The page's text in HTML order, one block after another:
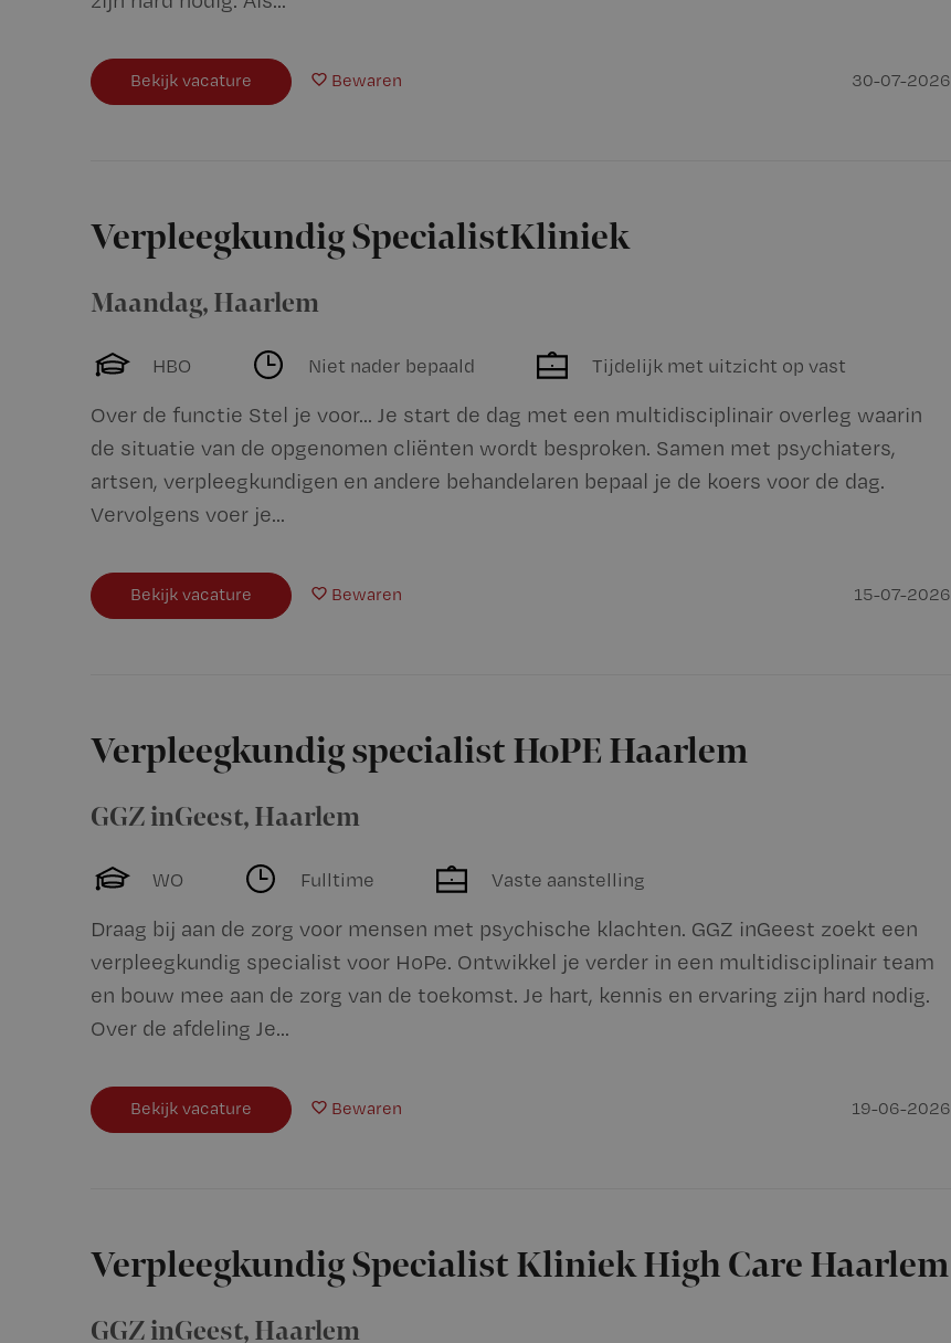
Bekijk vacature Bewaren 30-07-2026
Verpleegkundig SpecialistKliniek
Maandag, Haarlem
HBO Niet nader bepaald Tijdelijk met uitzicht op vast
Over de functie Stel je voor... Je start de dag met een multidisciplinair overleg waarin
de situatie van de opgenomen cliënten wordt besproken. Samen met psychiaters,
artsen, verpleegkundigen en andere behandelaren bepaal je de koers voor de dag.
Vervolgens voer je...
Bekijk vacature Bewaren 15-07-2026
Verpleegkundig specialist HoPE Haarlem
GGZ inGeest, Haarlem
WO Fulltime Vaste aanstelling
Draag bij aan de zorg voor mensen met psychische klachten. GGZ inGeest zoekt een
verpleegkundig specialist voor HoPe. Ontwikkel je verder in een multidisciplinair team
en bouw mee aan de zorg van de toekomst. Je hart, kennis en ervaring zijn hard nodig.
Over de afdeling Je...
Bekijk vacature Bewaren 19-06-2026
Verpleegkundig Specialist Kliniek High Care Haarlem
GGZ inGeest, Haarlem